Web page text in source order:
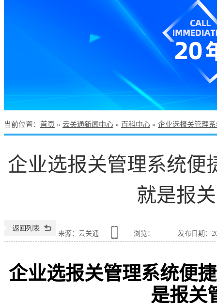
当前位置： 首页 » 云关通新闻中心 » 百科中心 » 企业选报关管理
企业选报关管理系统便
就是报
来源：云关通 浏览： - 发布日期：
企业选报关管理系统便
是报关